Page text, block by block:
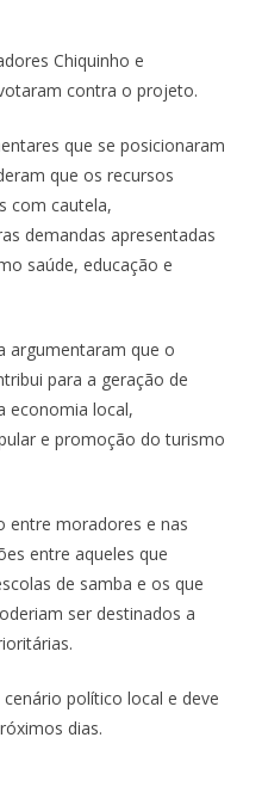
Chiquinho e
contra o projeto.
que se posicionaram
que os recursos
com cautela,
demandas apresentadas
saúde, educação e
argumentaram que o
para a geração de
economia local,
e promoção do turismo
entre moradores e nas
entre aqueles que
de samba e os que
ser destinados a
político local e deve
dias.